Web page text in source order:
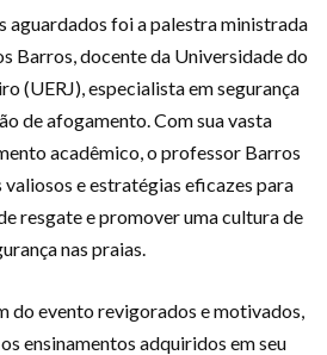
aguardados foi a palestra ministrada
Barros, docente da Universidade do
(UERJ), especialista em segurança
de afogamento. Com sua vasta
acadêmico, o professor Barros
e estratégias eficazes para
resgate e promover uma cultura de
nas praias.
do evento revigorados e motivados,
ensinamentos adquiridos em seu